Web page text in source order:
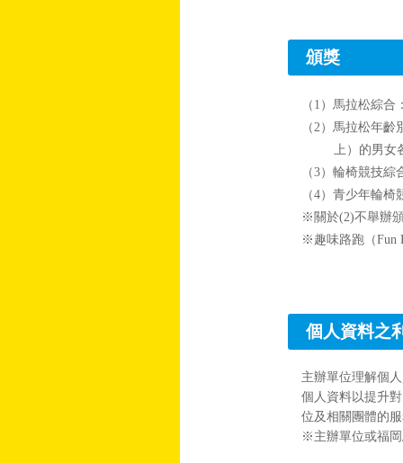
頒獎
（1）馬拉松綜
（2）馬拉松年
上）的男女
（3）輪椅競技
（4）青少年輪
※關於(2)不舉辦
※趣味路跑（Fun
個人資料之
主辦單位理解個
個人資料以提升
位及相關團體的
※主辦單位或福